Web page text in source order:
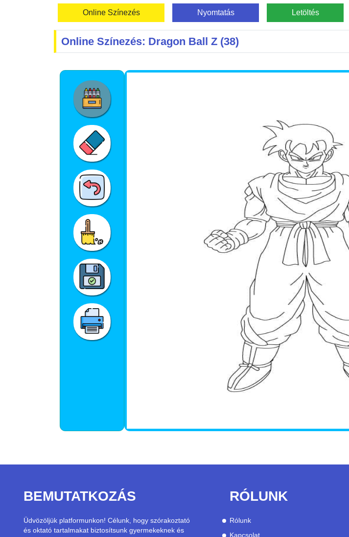
Online Színezés Nyomtatás Letöltés
Online Színezés: Dragon Ball Z (38)
BEMUTATKOZÁS
Üdvözöljük platformunkon! Célunk, hogy szórakoztató
és oktató tartalmakat biztosítsunk gyermekeknek és
RÓLUNK
Rólunk
Kapcsolat